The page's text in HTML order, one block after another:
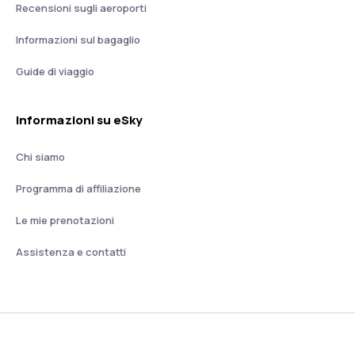
Recensioni sugli aeroporti
Informazioni sul bagaglio
Guide di viaggio
Informazioni su eSky
Chi siamo
Programma di affiliazione
Le mie prenotazioni
Assistenza e contatti